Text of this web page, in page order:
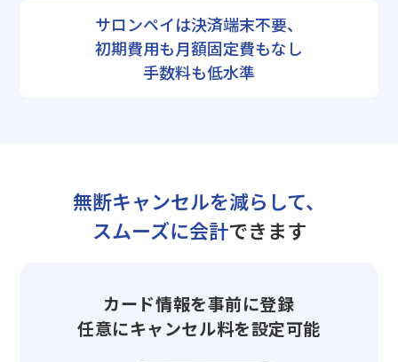
サロンペイは決済端末不要、
初期費用も月額固定費もなし
手数料も低水準
無断キャンセルを減らして、
スムーズに会計できます
カード情報を事前に登録
任意にキャンセル料を設定可能